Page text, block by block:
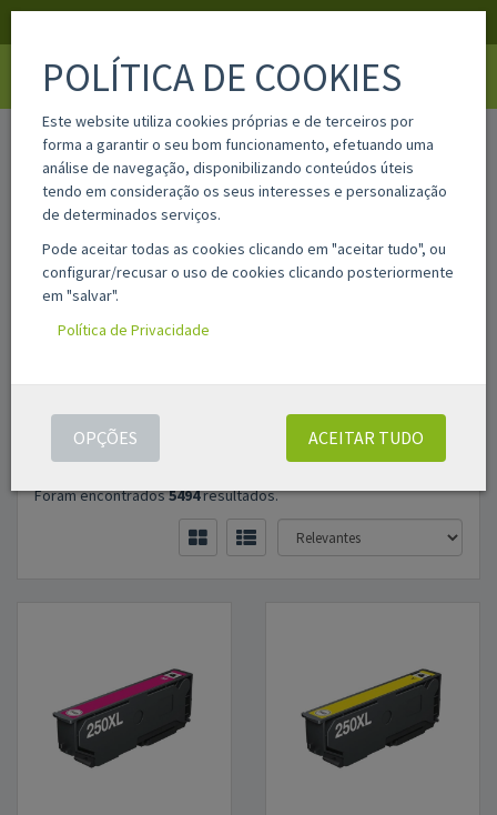
home pesquisa
Filtros
ASSISTENTE DE PESQUISA AVANÇADA
PESQUISAR
PRODUTOS
Foram encontrados5494resultados.
POLÍTICA DE COOKIES
Este website utiliza cookies próprias e de terceiros por
forma a garantir o seu bom funcionamento, efetuando uma
análise de navegação, disponibilizando conteúdos úteis
tendo em consideração os seus interesses e personalização
de determinados serviços.
Pode aceitar todas as cookies clicando em "aceitar tudo", ou
configurar/recusar o uso de cookies clicando posteriormente
em "salvar".
Política de Privacidade
ACEITAR TUDO
OPÇÕES